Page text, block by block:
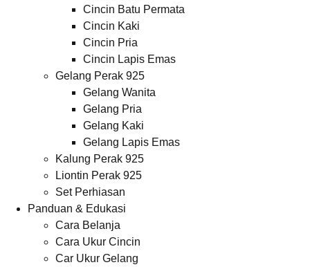
Cincin Batu Permata
Cincin Kaki
Cincin Pria
Cincin Lapis Emas
Gelang Perak 925
Gelang Wanita
Gelang Pria
Gelang Kaki
Gelang Lapis Emas
Kalung Perak 925
Liontin Perak 925
Set Perhiasan
Panduan & Edukasi
Cara Belanja
Cara Ukur Cincin
Car Ukur Gelang